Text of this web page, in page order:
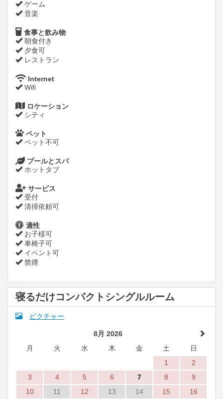
ゲーム
音楽
食事と飲み物
朝食付き
夕食可
レストラン
Internet
Wifi
ロケーション
シティ
ペット
ペット不可
プールとスパ
ホットタブ
サービス
受付
清掃依頼可
適性
お子様可
車椅子可
イベント可
禁煙
寝るだけコンパクトシングルルーム
ピクチャー
8月 2026
月
火 水 木 金 土
日
1
2
3
4 5 6 7 8
9
10
11 12 13 14 15
16